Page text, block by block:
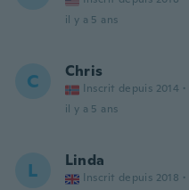
il y a 5 ans
C Chris
Inscrit depuis 2014 ·
il y a 5 ans
L Linda
Inscrit depuis 2018 ·